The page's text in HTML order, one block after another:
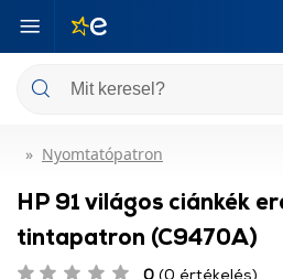
Nyomtatópatron
HP 91 világos ciánkék
tintapatron (C9470A)
0 (0 értékelés)